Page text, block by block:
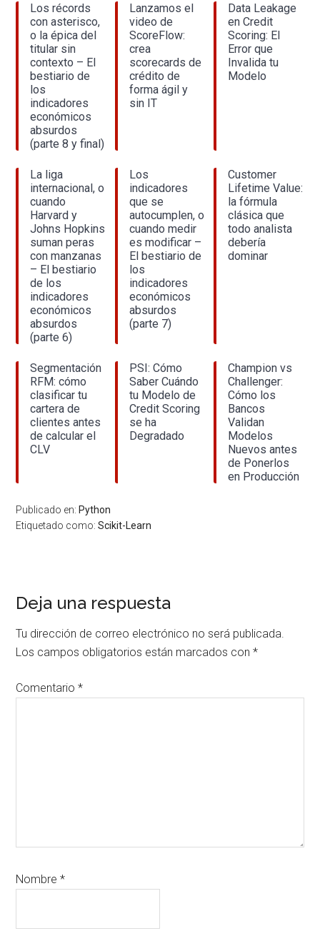
Los récords
con asterisco,
o la épica del
titular sin
contexto – El
bestiario de
los
indicadores
económicos
absurdos
(parte 8 y final)
Lanzamos el
video de
ScoreFlow:
crea
scorecards de
crédito de
forma ágil y
sin IT
Data Leakage
en Credit
Scoring: El
Error que
Invalida tu
Modelo
La liga
internacional, o
cuando
Harvard y
Johns Hopkins
suman peras
con manzanas
– El bestiario
de los
indicadores
económicos
absurdos
(parte 6)
Los
indicadores
que se
autocumplen, o
cuando medir
es modificar –
El bestiario de
los
indicadores
económicos
absurdos
(parte 7)
Customer
Lifetime Value:
la fórmula
clásica que
todo analista
debería
dominar
Segmentación
RFM: cómo
clasificar tu
cartera de
clientes antes
de calcular el
CLV
PSI: Cómo
Saber Cuándo
tu Modelo de
Credit Scoring
se ha
Degradado
Champion vs
Challenger:
Cómo los
Bancos
Validan
Modelos
Nuevos antes
de Ponerlos
en Producción
Publicado en: Python
Etiquetado como:Scikit-Learn
Interacciones
con
los
lectores
Deja una respuesta
Tu dirección de correo electrónico no será publicada.
Los campos obligatorios están marcados con*
Comentario*
Nombre*